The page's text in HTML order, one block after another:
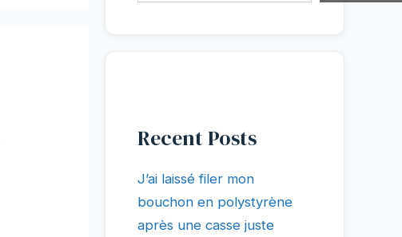
Recent Posts
J’ai laissé filer mon
bouchon en polystyrène
après une casse juste